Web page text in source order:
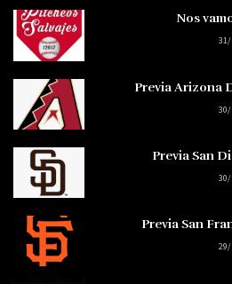
Nos
Previa Arizona
Previa San
Previa San